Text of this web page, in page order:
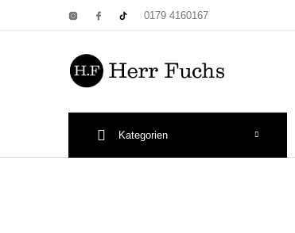
0179 4160167
Kategorien